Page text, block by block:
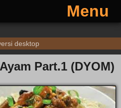
Menu
desktop
Part.1 (DYOM)